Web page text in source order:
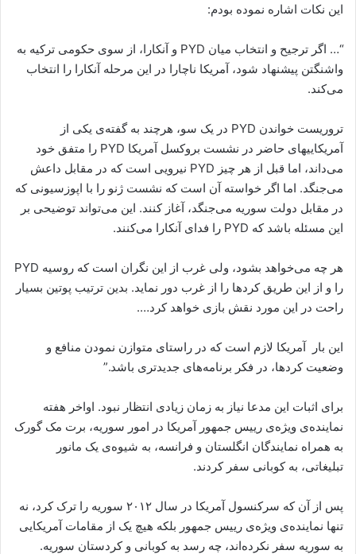
این نکات اشارە نمودە بودم:
“… اگر ترجیح و انتخاب میان PYD و آنکارا، از سوی حکومی ترکیە بە
واشنگتن پیشنهاد شود، آمریکا ناچارا در این مرحلە آنکارا را انتخاب
می‌کند.
تروریست خواندن PYD در یک سو، هرچند بە گفتەی یکی از
آمریکاییهای حاضر در نشست بروکسل آمریکا PYD را متفق خود
می‌داند، اما قبل از هر چیز PYD نیرویی است کە در مقابل داعش
می‌جنگد. اما اگر خواستە آن است کە نشست ژنو را با اپوزسیونی کە
در مقابل دولت سوریه می‌جنگد، آغاز کنند. این می‌تواند توضیحی بر
این مسئلە باشد کە PYD را فدای آنکارا می‌کنند.
هر چە می‌خواهد بشود، ولی غرب از این نگران است کە روسیە PYD
را و از این طریق کردها را از غرب دور نماید. بدین ترتیب پوتین بسیار
راحت در این مورد نقش بازی خواهد کرد….
این بار آمریکا لازم است کە در راستای متوازن نمودن منافع و
وضعیت کردها، در فکر برنامەهای جدیدتری باشد.”
برای اثبات این مدعا نیاز بە زمان زیادی انتظار نبود. اواخر هفتە
نمایندەی ویژەی رییس جمهور آمریکا در امور سوریە، برت مک گورک
بە همراه نمایندگان انگلستان و فرانسە، بە شیوەی یک مانور
تبلیغاتی، بە کوبانی سفر کردند.
پس از آن که سرکنسول آمریکا در سال ٢٠١٢ سوریە را ترک کرد، نە
تنها نمایندەی ویژەی رییس جمهور بلکە هیچ یک از مقامات آمریکایی
بە سوریە سفر نکردەاند، چە رسد بە کوبانی و کردستان سوریه.